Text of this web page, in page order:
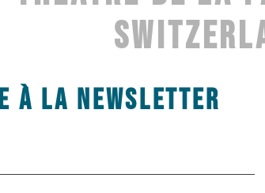
25 novembre 2025
l’envie du chorégraphe
et un travail dans
point zéro dans son écriture
À LA NEWSLETTER